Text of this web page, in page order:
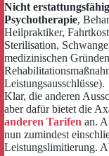
Nicht
Psychotherapie,
Heilpraktiker,
Sterilisation,
medizinischen
Leistungsausschlüsse).
Klar, die anderen
aber dafür bietet die
anderen Tarifen an.
nun zumindest
Leistungslimitierung.